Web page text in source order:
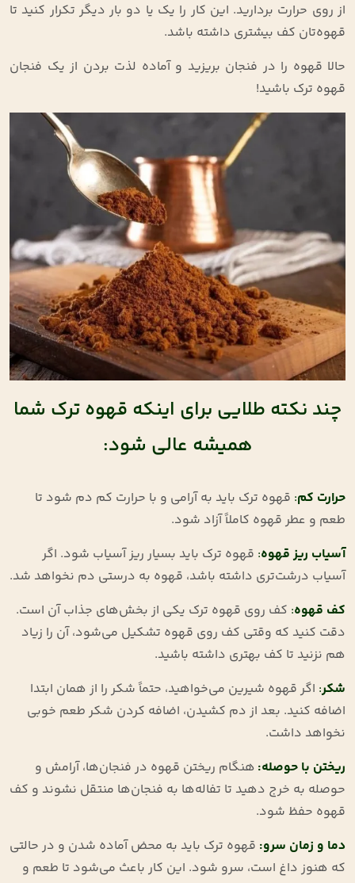
از روی حرارت بردارید. این کار را یک یا دو بار دیگر تکرار کنید تا
قهوه‌تان کف بیشتری داشته باشد.
حالا قهوه را در فنجان بریزید و آماده لذت بردن از یک فنجان
قهوه ترک باشید!
چند نکته طلایی برای اینکه قهوه ترک شما
همیشه عالی شود:
حرارت کم: قهوه ترک باید به آرامی و با حرارت کم دم شود تا
طعم و عطر قهوه کاملاً آزاد شود.
آسیاب ریز قهوه: قهوه ترک باید بسیار ریز آسیاب شود. اگر
آسیاب درشت‌تری داشته باشد، قهوه به درستی دم نخواهد شد.
کف قهوه: کف روی قهوه ترک یکی از بخش‌های جذاب آن است.
دقت کنید که وقتی کف روی قهوه تشکیل می‌شود، آن را زیاد
هم نزنید تا کف بهتری داشته باشید.
شکر: اگر قهوه شیرین می‌خواهید، حتماً شکر را از همان ابتدا
اضافه کنید. بعد از دم کشیدن، اضافه کردن شکر طعم خوبی
نخواهد داشت.
ریختن با حوصله: هنگام ریختن قهوه در فنجان‌ها، آرامش و
حوصله به خرج دهید تا تفاله‌ها به فنجان‌ها منتقل نشوند و کف
قهوه حفظ شود.
دما و زمان سرو: قهوه ترک باید به محض آماده شدن و در حالتی
که هنوز داغ است، سرو شود. این کار باعث می‌شود تا طعم و